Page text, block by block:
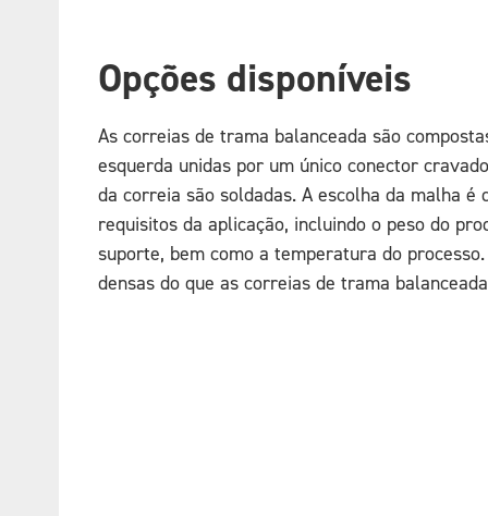
Opções disponíveis
As correias de trama balanceada são
esquerda unidas por um único conector
da correia são soldadas. A escolha da malha é
requisitos da aplicação, incluindo o peso do
suporte, bem como a temperatura do
densas do que as correias de trama